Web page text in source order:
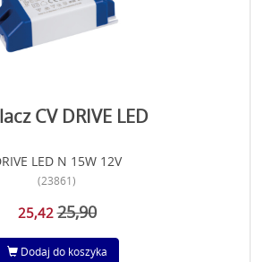
CV DRIVE LED
LED N 15W 12V
(23861)
25,42 25,90
Dodaj do koszyka